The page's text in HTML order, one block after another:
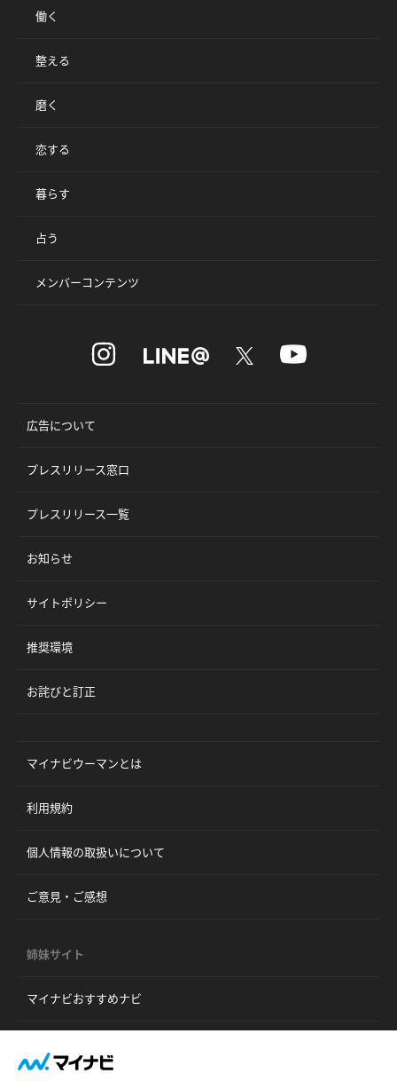
働く
整える
磨く
恋する
暮らす
占う
メンバーコンテンツ
広告について
プレスリリース窓口
プレスリリース一覧
お知らせ
サイトポリシー
推奨環境
お詫びと訂正
マイナビウーマンとは
利用規約
個人情報の取扱いについて
ご意見・ご感想
姉妹サイト
マイナビおすすめナビ